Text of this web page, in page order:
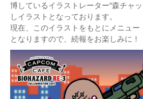
博しているイラストレーター“森チャ
しイラストとなっております。
現在、このイラストをもとにメニュー
となりますので、続報をお楽しみに！